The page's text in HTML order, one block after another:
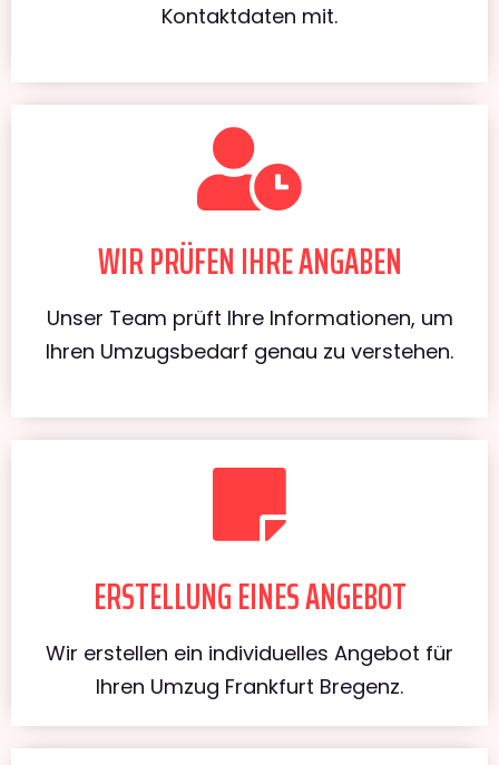
Kontaktdaten mit.
WIR PRÜFEN IHRE ANGABEN
Unser Team prüft Ihre Informationen, um
Ihren Umzugsbedarf genau zu verstehen.
ERSTELLUNG EINES ANGEBOT
Wir erstellen ein individuelles Angebot für
Ihren Umzug Frankfurt Bregenz.